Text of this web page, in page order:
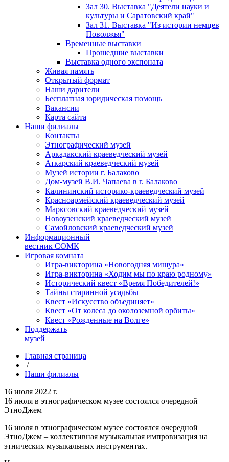
Зал 30. Выставка "Деятели науки и
культуры и Саратовский край"
Зал 31. Выставка "Из истории немцев
Поволжья"
Временные выставки
Прошедшие выставки
Выставка одного экспоната
Живая память
Открытый формат
Наши дарители
Бесплатная юридическая помощь
Вакансии
Карта сайта
Наши филиалы
Контакты
Этнографический музей
Аркадакский краеведческий музей
Аткарский краеведческий музей
Музей истории г. Балаково
Дом-музей В.И. Чапаева в г. Балаково
Калининский историко-краеведческий музей
Красноармейский краеведческий музей
Марксовский краеведческий музей
Новоузенский краеведческий музей
Самойловский краеведческий музей
Информационный
вестник СОМК
Игровая комната
Игра-викторина «Новогодняя мишура»
Игра-викторина «Ходим мы по краю родному»
Исторический квест «Время Победителей!»
Тайны старинной усадьбы
Квест «Искусство объединяет»
Квест «От колеса до околоземной орбиты»
Квест «Рожденные на Волге»
Поддержать
музей
Главная страница
/
Наши филиалы
16 июля 2022 г.
16 июля в этнографическом музее состоялся очередной
ЭтноДжем
16 июля в этнографическом музее состоялся очередной
ЭтноДжем – коллективная музыкальная импровизация на
этнических музыкальных инструментах.